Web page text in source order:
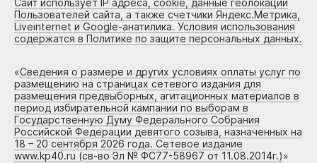
Сайт использует IP адреса, cookie, данные геолокации
Пользователей сайта, а также счетчики Яндекс.Метрика,
Liveinternet и Google-анатилика. Условия использования
содержатся в Политике по защите персональных данных.
«Сведения о размере и других условиях оплаты услуг по
размещению на страницах сетевого издания для
размещения предвыборных, агитационных материалов в
период избирательной кампании по выборам в
Государственную Думу Федерального Собрания
Российской Федерации девятого созыва, назначенных на
18 – 20 сентября 2026 года. Сетевое издание
www.kp40.ru (св-во Эл № ФС77-58967 от 11.08.2014г.)»